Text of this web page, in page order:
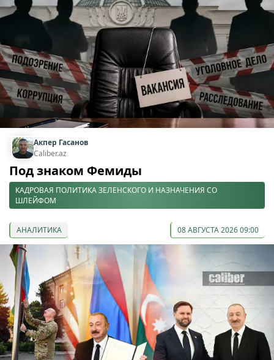
Акпер Гасанов
Caliber.az
Под знаком Фемиды
КАДРОВАЯ ПОЛИТИКА ЗЕЛЕНСКОГО И НАЗНАЧЕНИЯ СО
ШЛЕЙФОМ
АНАЛИТИКА 08 АВГУСТА 2026 09:00